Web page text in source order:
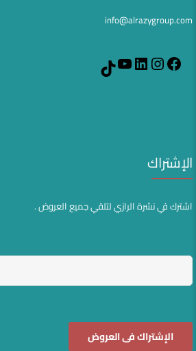
info@alrazygroup.com
Facebook
Instagram
LinkedIn
YouTube
الإشتراك
اشترك في نشرة الرازي لتلقي جميع العروض .